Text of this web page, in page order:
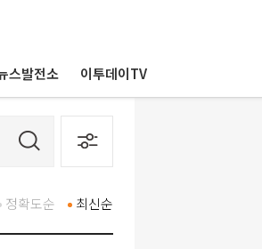
스발전소 이투데이TV
최신순
정확도순